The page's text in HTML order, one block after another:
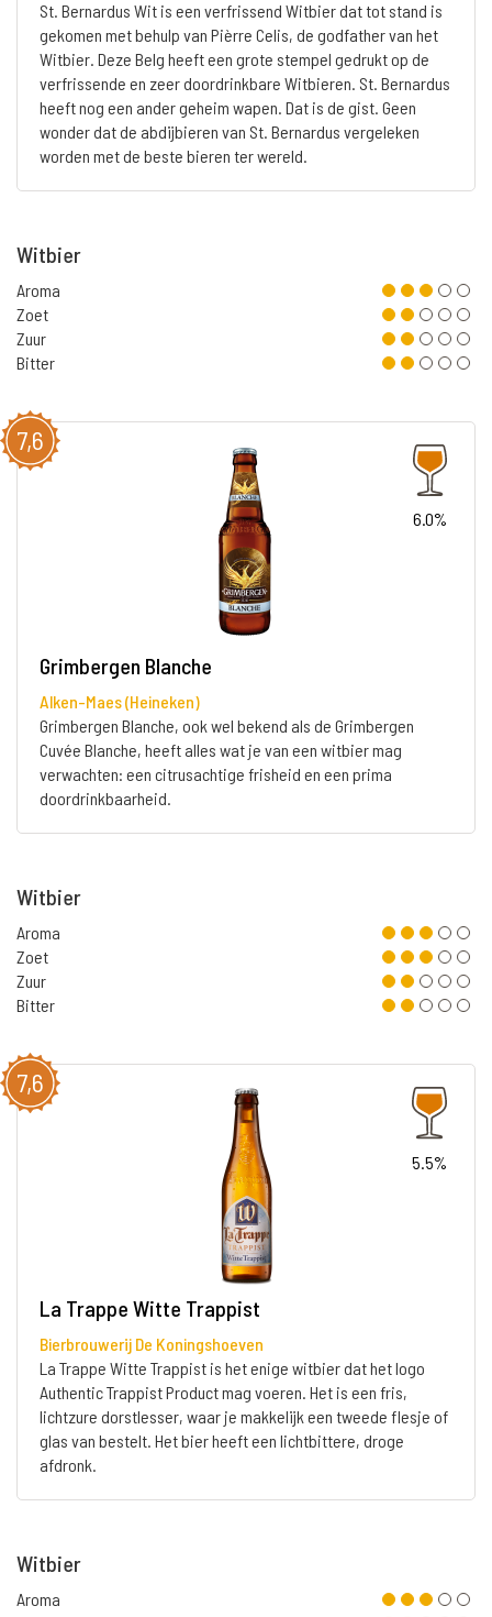
St. Bernardus Wit is een verfrissend Witbier dat tot stand is
gekomen met behulp van Pièrre Celis, de godfather van het
Witbier. Deze Belg heeft een grote stempel gedrukt op de
verfrissende en zeer doordrinkbare Witbieren. St. Bernardus
heeft nog een ander geheim wapen. Dat is de gist. Geen
wonder dat de abdijbieren van St. Bernardus vergeleken
worden met de beste bieren ter wereld.
Witbier
Aroma
Zoet
Zuur
Bitter
7,6
6.0%
Grimbergen Blanche
Alken-Maes (Heineken)
Grimbergen Blanche, ook wel bekend als de Grimbergen
Cuvée Blanche, heeft alles wat je van een witbier mag
verwachten: een citrusachtige frisheid en een prima
doordrinkbaarheid.
Witbier
Aroma
Zoet
Zuur
Bitter
7,6
5.5%
La Trappe Witte Trappist
Bierbrouwerij De Koningshoeven
La Trappe Witte Trappist is het enige witbier dat het logo
Authentic Trappist Product mag voeren. Het is een fris,
lichtzure dorstlesser, waar je makkelijk een tweede flesje of
glas van bestelt. Het bier heeft een lichtbittere, droge
afdronk.
Witbier
Aroma